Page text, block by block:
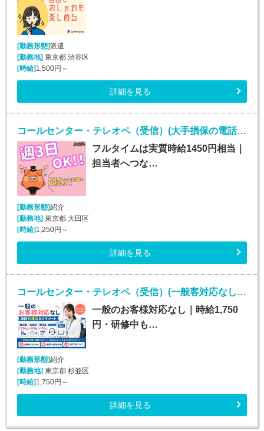
[勤務形態]派遣
[勤務地]東京都 渋谷区
[時給]1,500円～
詳細を見る
コールセンター・テレオペ（受信）(大手損保の電話取次ぎ｜土日祝休み*契約社員)
フルタイムは実質時給1450円相当｜
担当者へつな…
[勤務形態]紹介
[勤務地] 東京都 大田区
[時給] 1,250円～
詳細を見る
コールセンター・テレオペ（受信）(一般客対応なしの保険代理店カスタマーサポート)
一般のお客様対応なし｜時給1,750
円・研修中も…
[勤務形態]紹介
[勤務地] 東京都 杉並区
[時給] 1,750円～
詳細を見る